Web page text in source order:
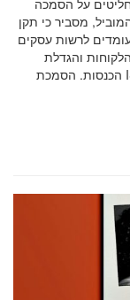
שמחליטים על הסמכה
מסביר כי תקן
שעומדים לרשות עסקים
והגדלת
הכנסות. הסמכת ISO 9001 מוכיחה ללקוחות, לשותפים ולמשקיעים